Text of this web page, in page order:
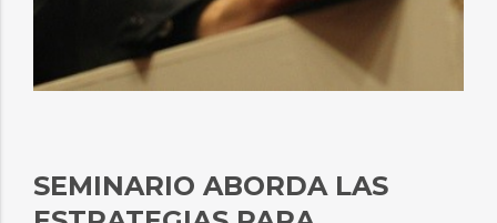
SEMINARIO ABORDA LAS